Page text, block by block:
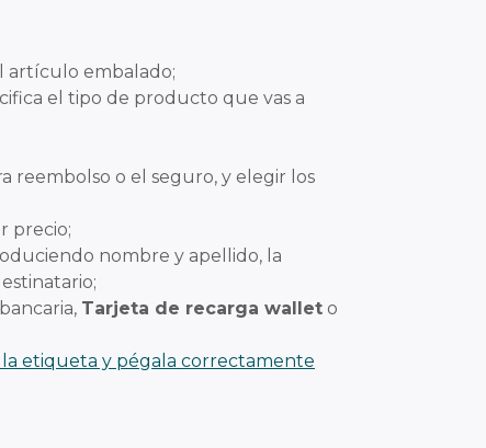
artículo embalado;
el tipo de producto que vas a
reembolso o el seguro, y elegir los
precio;
nombre y apellido, la
Tarjeta de recarga wallet o
etiqueta y pégala correctamente